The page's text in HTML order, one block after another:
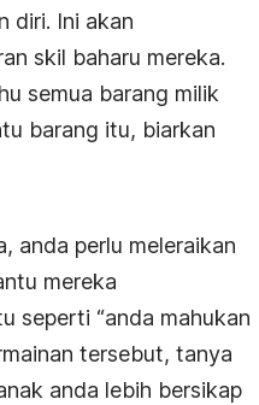
diri. Ini akan
skil baharu mereka.
semua barang milik
barang itu, biarkan
anda perlu meleraikan
mereka
seperti “anda mahukan
tersebut, tanya
anda lebih bersikap